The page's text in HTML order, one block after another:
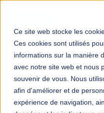
Ce site web stocke les
Ces cookies sont utilisés
informations sur la manière
avec notre site web et nous
souvenir de vous. Nous
afin d'améliorer et de
expérience de navigation,
Accountingacteur acteur
agileagilité agilité à